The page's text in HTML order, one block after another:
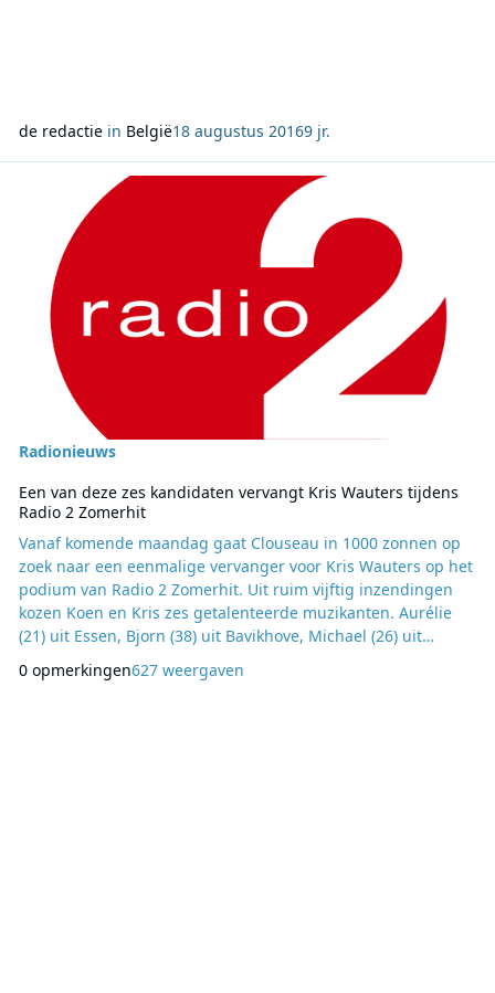
de redactiein België18 augustus 20169 jr.
Lees meer over Een van deze zes kandidaten vervangt Kris
Radionieuws
Een van deze zes kandidaten vervangt Kris Wauters tijdens
Radio 2 Zomerhit
Vanaf komende maandag gaat Clouseau in 1000 zonnen op
zoek naar een eenmalige vervanger voor Kris Wauters op het
podium van Radio 2 Zomerhit. Uit ruim vijftig inzendingen
kozen Koen en Kris zes getalenteerde muzikanten. Aurélie
(21) uit Essen, Bjorn (38) uit Bavikhove, Michael (26) uit
Schoten, Niels (20) uit Glabbeek, Sigi (21) uit Kuringen, en
Simon (21) uit Antwerpen mogen tijdens de audities bewijzen
0 opmerkingen627 weergaven